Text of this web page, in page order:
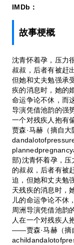
IMDb：
故事梗概
沈青怀着孕，压力
叔叔，后者有被赶
但她和丈夫勉强承
疾的消息时，她的
命运争论不休，而
导演凭借池韵的强
一个对残疾人抱有
贾森·马赫（摘自
部)沈青怀着孕，压
的叔叔，后者有被
迫，但她和丈夫勉
天残疾的消息时，
儿的命运争论不休
周洲导演凭借池韵
人在一个对残疾人
——贾森·马赫（摘